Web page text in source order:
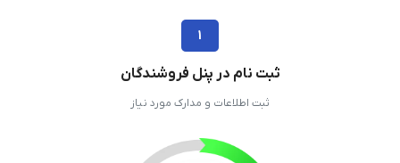
۱
ثبت نام در پنل فروشندگان
ثبت اطلاعات و مدارک مورد نیاز